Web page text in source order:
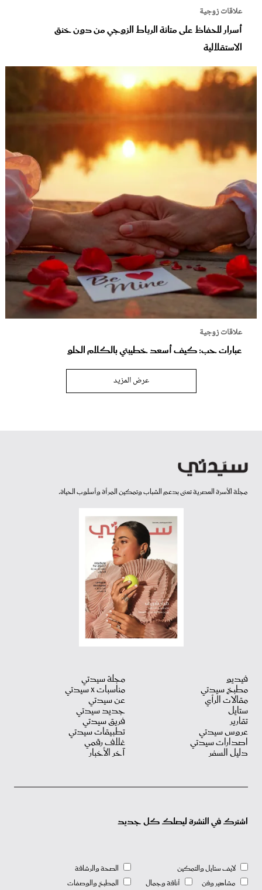
علاقات زوجية
أسرار للحفاظ على متانة الرباط الزوجي من دون خنق
الاستقلالية
علاقات زوجية
عبارات حب: كيف أسعد خطيبتي بالكلام الحلو
عرض المزيد
مجلة الأسرة العصرية تعنى بدعم الشباب وتمكين المرأة وأسلوب الحياة.
فيديو
مطبخ سيدتي
مقالات الرأي
ستايل
تقارير
عروس سيدتي
اصدارات سيدتي
دليل السفر
مجلة سيدتي
مناسبات X سيدتي
عن سيدتي
جديد سيدتي
فريق سيدتي
تطبيقات سيدتي
غلاف رقمي
آخر الأخبار
اشترك في النشرة ليصلك كل جديد
لايف ستايل والتمكين
مشاهير وفن
أناقة وجمال
الصحة والرشاقة
المطبخ والوصفات